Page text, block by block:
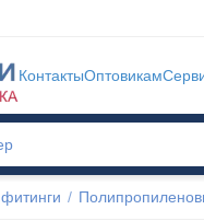
КонтактыОптовикам
/